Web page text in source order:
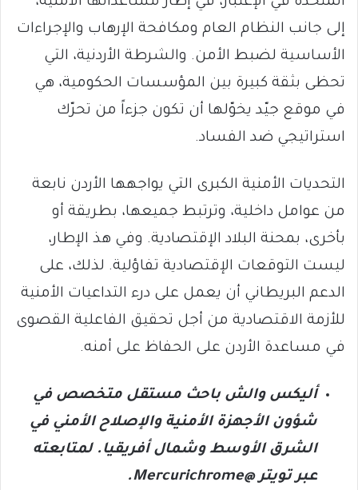
إلى جانب النظام العام ومكافحة الإرهاب والإجراءات
الأساسية لضبط الأمن. والشرطة الأردنية، التي
تحظى بثقة كبيرة بين المؤسسات الحكومية، هي
في موقع جيّد يخوّلها أن تكون جزءاً من تحرّك
استراتيجي ضد الفساد.
التحديات الأمنية الكبرى التي يواجهها الأردن نابعة
من عوامل داخلية، وترتبط جميعها، بطريقة أو
بأخرى، بمحنة البلاد الإقتصادية. وفي هذ الإطار،
ليست التوقعات الإقتصادية تفاؤلية. لذلك، على
الدعم البريطاني أن يعمل على درء التداعيات الأمنية
للأزمة الاقتصادية من أجل تحقيق الفاعلية القصوى
في مساعدة الأردن على الحفاظ على أمنه.
أليكس والش باحث مستقل متخصص في
شؤون الأجهزة الأمنية والإصلاح الأمني في
الشرق الأوسط وشمال أفريقيا. لمتابعته
عبر تويتر@Mercurichrome.